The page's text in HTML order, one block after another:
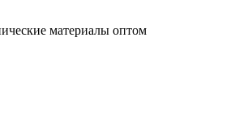
материалы оптом